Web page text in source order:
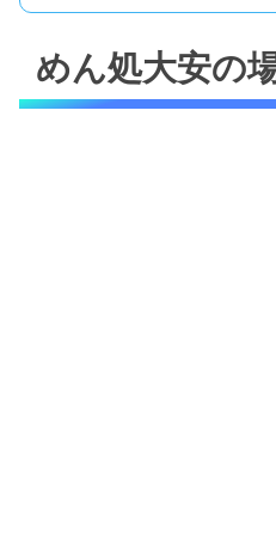
めん処大安の